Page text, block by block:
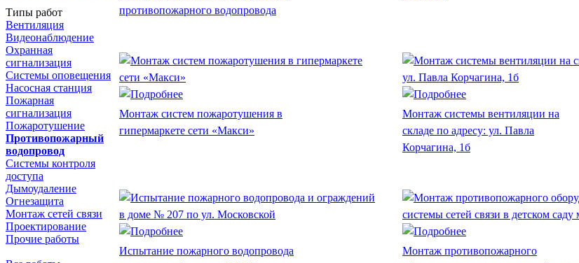
Типы работ
Вентиляция
Видеонаблюдение
Охранная
сигнализация
Системы оповещения
Насосная станция
Пожарная
сигнализация
Пожаротушение
Противопожарный
водопровод
Системы контроля
доступа
Дымоудаление
Огнезащита
Монтаж сетей связи
Проектирование
Прочие работы
противопожарного водопровода
Монтаж систем пожаротушения в
гипермаркете сети «Макси»
Монтаж системы вентиляции на
складе по адресу: ул. Павла
Корчагина, 1б
Испытание пожарного водопровода
Монтаж противопожарного